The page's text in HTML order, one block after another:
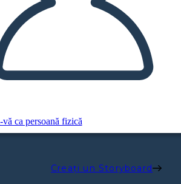
ca persoană fizică
Creați un Storyboard